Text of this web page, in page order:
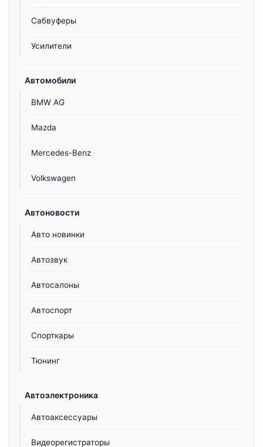
Сабвуферы
Усилители
Автомобили
BMW AG
Mazda
Mercedes-Benz
Volkswagen
Автоновости
Авто новинки
Автозвук
Автосалоны
Автоспорт
Спорткары
Тюнинг
Автоэлектроника
Автоаксессуары
Видеорегистраторы